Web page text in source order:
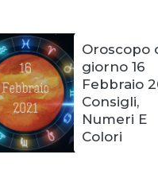
Oroscopo
giorno 16
Febbraio
Consigli,
Numeri E
Colori